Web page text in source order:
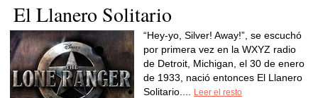
El Llanero Solitario
“Hey-yo, Silver! Away!”, se escuchó
por primera vez en la WXYZ radio
de Detroit, Michigan, el 30 de enero
de 1933, nació entonces El Llanero
Solitario....
Leer el resto